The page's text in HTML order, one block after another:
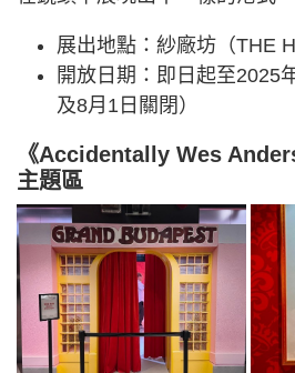
展出地點：紗廠坊（THE
開放日期：即日起至2025
及8月1日關閉）
《Accidentally Wes
主題區